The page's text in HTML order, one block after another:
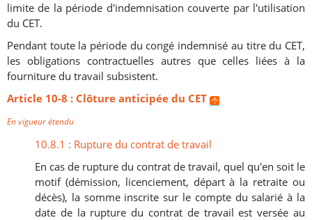
limite de la période d'indemnisation couverte par l'utilisation
du CET.
Pendant toute la période du congé indemnisé au titre du CET,
les obligations contractuelles autres que celles liées à la
fourniture du travail subsistent.
Article 10-8 : Clôture anticipée du CET
En vigueur étendu
10.8.1 : Rupture du contrat de travail
En cas de rupture du contrat de travail, quel qu'en soit le
motif (démission, licenciement, départ à la retraite ou
décès), la somme inscrite sur le compte du salarié à la
date de la rupture du contrat de travail est versée au